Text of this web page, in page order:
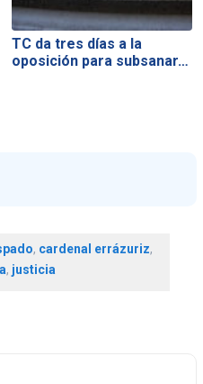
TC da tres días a la
oposición para subsanar…
, cardenal errázuriz,
, justicia